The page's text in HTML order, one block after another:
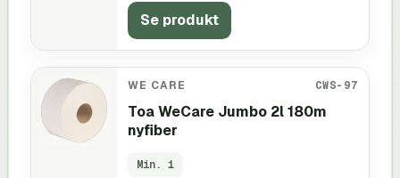
Se produkt
WE CARE CWS-97
Toa WeCare Jumbo 2l 180m
nyfiber
Min. 1